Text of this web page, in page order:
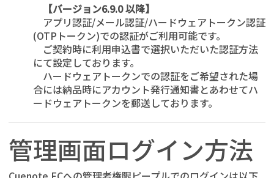
【バージョン6.9.0 以降】
アプリ認証/メール認証/ハードウェアトークン認証
(OTPトークン)での認証がご利用可能です。
ご契約時に利用申込書で選択いただいた認証方法
にて設定しております。
ハードウェアトークンでの認証をご希望された場
合には納品時にアカウント発行通知書とあわせてハ
ードウェアトークンを郵送しております。
管理画面ログイン方法